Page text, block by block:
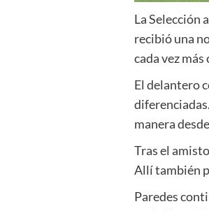
La Selección
recibió una
cada vez
El delantero
manera
Tras el
Allí también
Paredes